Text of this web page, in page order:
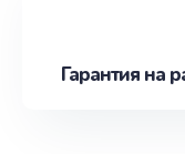
Гарантия на